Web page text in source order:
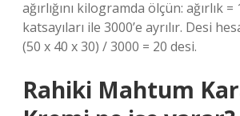
ağırlığını kilogramda ölçün: ağırlık =
katsayıları ile 3000’e ayrılır. Desi
(50 x 40 x 30) / 3000 = 20 desi.
Rahiki Mahtum